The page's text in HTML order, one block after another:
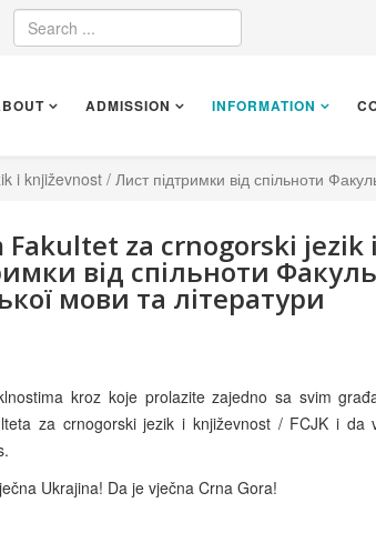
ADMISSION INFORMATION
/ Лист підтримки від спільноти
za crnogorski jezik
від спільноти
мови та літератури
kroz koje prolazite zajedno sa svim
za crnogorski jezik i književnost / FCJK i
Ukrajina! Da je vječna Crna Gora!